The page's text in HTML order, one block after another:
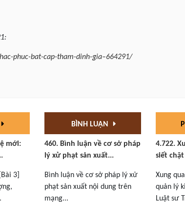
phuc-bat-cap-tham-dinh-gia–664291/
mới:
3]
BÌNH LUẬN
460. Bình luận về cơ sở pháp
lý xử phạt sản xuất...
Bình luận về cơ sở pháp lý xử
phạt sản xuất nội dung trên
mạng...
4.722.
siết
Xung
quản lý
Luật sư